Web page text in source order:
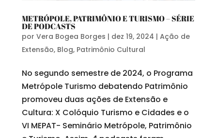
METRÓPOLE, PATRIMÔNIO E TURISMO – SÉRIE
DE PODCASTS
por Vera Bogea Borges | dez 19, 2024 | Ação de
Extensão, Blog, Patrimônio Cultural
No segundo semestre de 2024, o Programa
Metrópole Turismo debatendo Patrimônio
promoveu duas ações de Extensão e
Cultura: X Colóquio Turismo e Cidades e o
VI MEPAT- Seminário Metrópole, Patrimônio